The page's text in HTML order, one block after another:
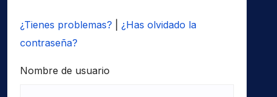
¿Tienes problemas?
¿Has olvidado la
contraseña?
Nombre de usuario